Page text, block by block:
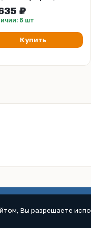
Япония
₽
6 шт
Купить
Вы разрешаете